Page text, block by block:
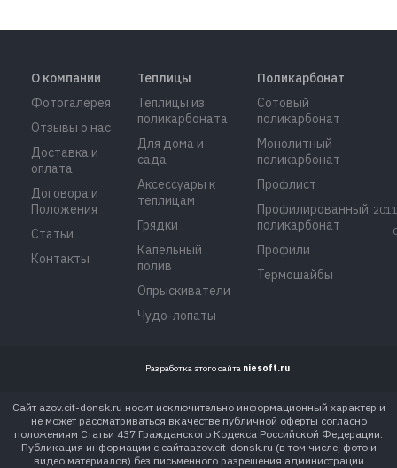
О компании
Фотогалерея
Отзывы о нас
Доставка и
оплата
Договора и
Положения
Статьи
Контакты
Теплицы
Теплицы из
поликарбоната
Для дома и
сада
Аксессуары к
теплицам
Грядки
Капельный
полив
Опрыскиватели
Чудо-лопаты
Поликарбонат
Сотовый
поликарбонат
Монолитный
поликарбонат
Профлист
Профилированный
поликарбонат
Профили
Термошайбы
Разработка этого сайта niesoft.ru
Сайт azov.cit-donsk.ru носит исключительно информационный характер и
не может рассматриваться вкачестве публичной оферты согласно
положениям Статьи 437 Гражданского Кодекса Российской Федерации.
Публикация информации с сайтаazov.cit-donsk.ru (в том числе, фото и
видео материалов) без письменного разрешения администрации